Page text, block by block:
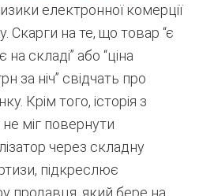
електронної комерції
Скарги на те, що товар “є
на складі” або “ціна
за ніч” свідчать про
Крім того, історія з
не міг повернути
через складну
підкреслює
продавця, який бере на